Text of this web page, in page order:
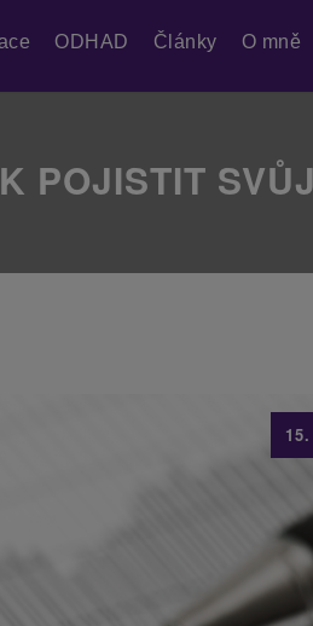
ODHAD Články O mně
POJISTIT